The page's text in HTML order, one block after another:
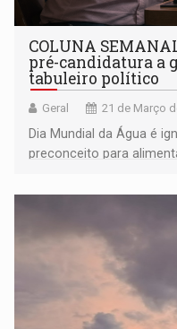
COLUNA
pré-candidatura a
tabuleiro político
Geral 21 de Março
Dia Mundial da Água é
preconceito para
Sinpol